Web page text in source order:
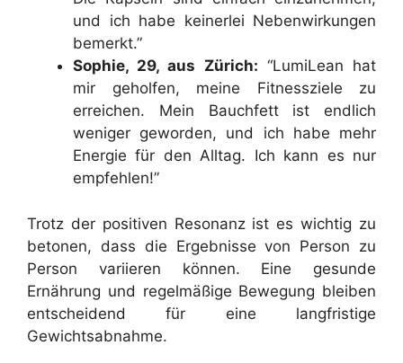
und ich habe keinerlei Nebenwirkungen
bemerkt.”
Sophie, 29, aus Zürich: “LumiLean hat
mir geholfen, meine Fitnessziele zu
erreichen. Mein Bauchfett ist endlich
weniger geworden, und ich habe mehr
Energie für den Alltag. Ich kann es nur
empfehlen!”
Trotz der positiven Resonanz ist es wichtig zu
betonen, dass die Ergebnisse von Person zu
Person variieren können. Eine gesunde
Ernährung und regelmäßige Bewegung bleiben
entscheidend für eine langfristige
Gewichtsabnahme.